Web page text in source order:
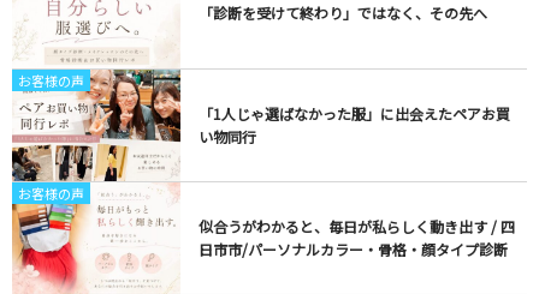
「診断を受けて終わり」ではなく、その先へ
お客様の声
「1人じゃ選ばなかった服」に出会えたペアお買
い物同行
お客様の声
似合うがわかると、毎日が私らしく動き出す / 四
日市市/パーソナルカラー・骨格・顔タイプ診断